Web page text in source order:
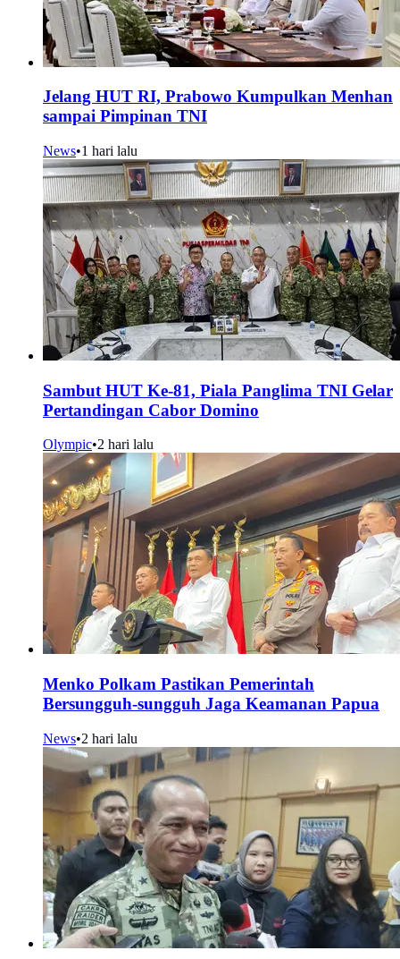
Jelang HUT RI, Prabowo Kumpulkan Menhan
sampai Pimpinan TNI
News•1 hari lalu
Sambut HUT Ke-81, Piala Panglima TNI Gelar
Pertandingan Cabor Domino
Olympic•2 hari lalu
Menko Polkam Pastikan Pemerintah
Bersungguh-sungguh Jaga Keamanan Papua
News•2 hari lalu